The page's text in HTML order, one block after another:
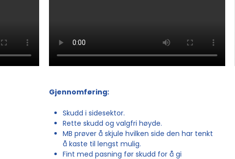
Gjennomføring:
Skudd i sidesektor.
Rette skudd og valgfri høyde.
MB prøver å skjule hvilken side den har tenkt
å kaste til lengst mulig.
Fint med pasning før skudd for å gi